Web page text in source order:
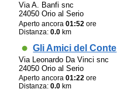
Via A. Banfi snc
24050 Orio al Serio
Aperto ancora01:52 ore
Distanza:0.0 km
Gli Amici del Conte
Via Leonardo Da Vinci snc
24050 Orio al Serio
Aperto ancora01:22 ore
Distanza:0.0 km